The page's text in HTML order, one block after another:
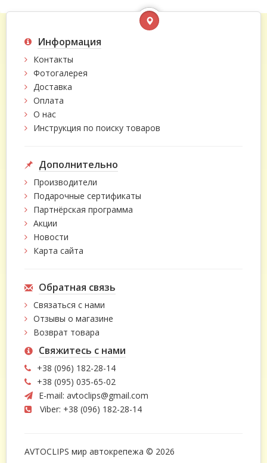
Информация
Контакты
Фотогалерея
Доставка
Оплата
О нас
Инструкция по поиску товаров
Дополнительно
Производители
Подарочные сертификаты
Партнёрская программа
Акции
Новости
Карта сайта
Обратная связь
Связаться с нами
Отзывы о магазине
Возврат товара
Свяжитесь с нами
+38 (096) 182-28-14
+38 (095) 035-65-02
E-mail: avtoclips@gmail.com
Viber: +38 (096) 182-28-14
AVTOCLIPS мир автокрепежа © 2026